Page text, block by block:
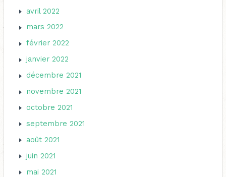
avril 2022
mars 2022
février 2022
janvier 2022
décembre 2021
novembre 2021
octobre 2021
septembre 2021
août 2021
juin 2021
mai 2021